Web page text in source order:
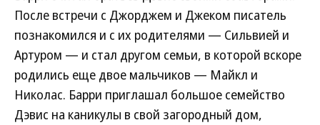
После встречи с Джорджем и Джеком писатель
познакомился и с их родителями — Сильвией и
Артуром — и стал другом семьи, в которой вскоре
родились еще двое мальчиков — Майкл и
Николас. Барри приглашал большое семейство
Дэвис на каникулы в свой загородный дом,